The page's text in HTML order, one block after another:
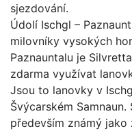
sjezdování.
Údolí Ischgl –
milovníky vysokých
Paznauntalu je
zdarma využívat
Jsou to lanovky v
Švýcarském
především známý